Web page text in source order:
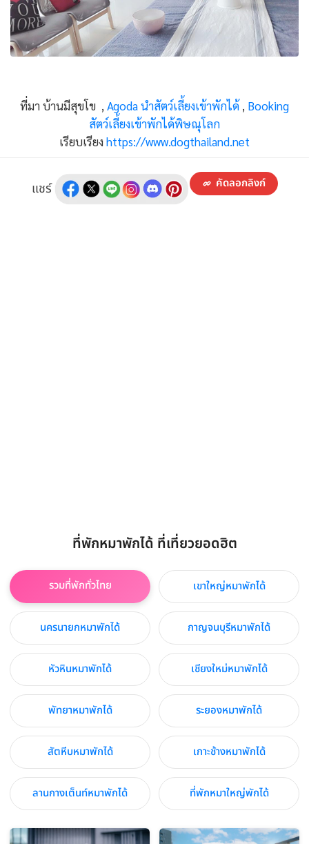
ที่มา บ้านมีสุขโข , Agoda นำสัตว์เลี้ยงเข้าพักได้, Booking
สัตว์เลี้ยงเข้าพักได้พิษณุโลก
เรียบเรียง https://www.dogthailand.net
แชร์ คัดลอกลิงก์
ที่พักหมาพักได้ ที่เที่ยวยอดฮิต
รวมที่พักทั่วไทย เขาใหญ่หมาพักได้
นครนายกหมาพักได้ กาญจนบุรีหมาพักได้
หัวหินหมาพักได้ เชียงใหม่หมาพักได้
พัทยาหมาพักได้ ระยองหมาพักได้
สัตหีบหมาพักได้ เกาะช้างหมาพักได้
ลานกางเต็นท์หมาพักได้ ที่พักหมาใหญ่พักได้